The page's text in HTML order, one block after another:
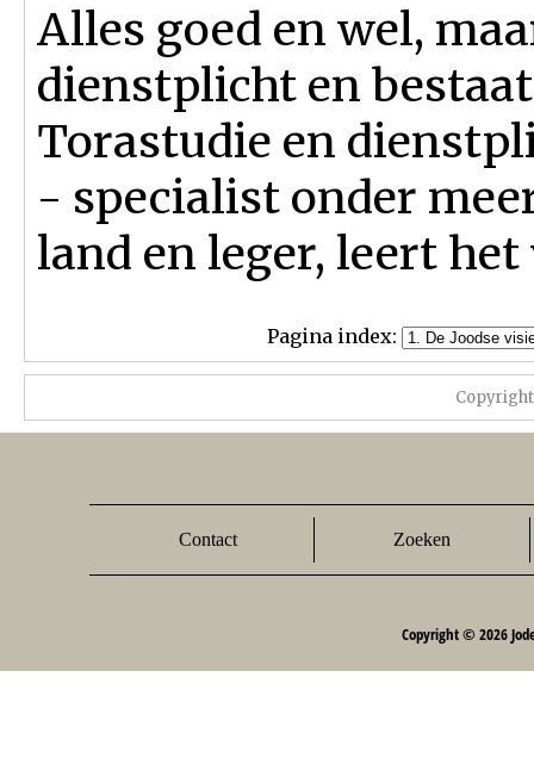
Alles goed en wel,
dienstplicht en
Torastudie en
- specialist onder
land en leger, leert het
Pagina index:
Contact Zoeken
Copyright © 2026